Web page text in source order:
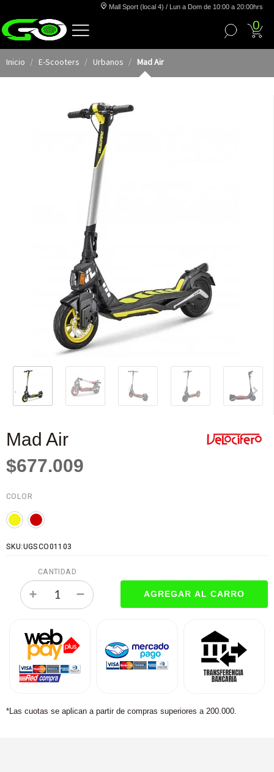
Mall Sport (local 4) / Lun a Dom de 10:00 a 20:00hrs
0
Inicio E-Scooters Urbanos Mad Air
Mad Air
$677.009
COLOR
SKU:UGSCO01103
CANTIDAD
*Las cuotas se aplican a partir de compras superiores a 200.000.